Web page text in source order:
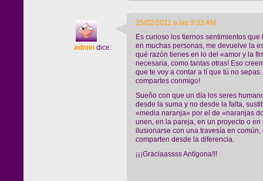
admin dice:
25/02/2011 a las 9:33 AM
Es curioso los tiernos sentimientos
en muchas personas, me devuelve la
qué razón tienes en lo del «amor y la
necesaria, como tantas otras! Eso
que te voy a contar a tí que tú no
compartes conmigo!
Sueño con que un día los seres
desde la suma y no desde la falta,
«media naranja» por el de «naranjas
unen, en la pareja, en un proyecto o
ilusionarse con una travesía en
comparten desde la diferencia.
¡¡¡Graciaassss Antígona!!!